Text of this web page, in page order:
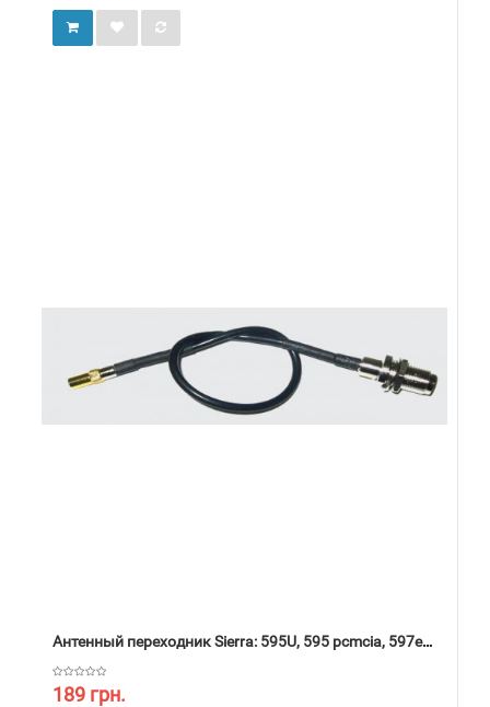
Антенный переходник Sierra: 595U, 595 pcmcia, 597express. ZTE: My39. Utel: 8750, 8810.
189 грн.